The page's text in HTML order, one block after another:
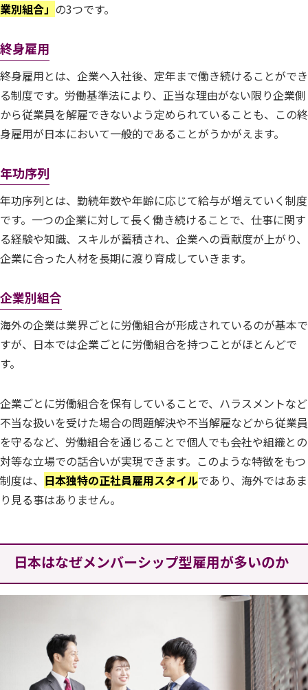
業別組合」 の3つです。
終身雇用
終身雇用とは、企業へ入社後、定年まで働き続けることができ
る制度です。労働基準法により、正当な理由がない限り企業側
から従業員を解雇できないよう定められていることも、この終
身雇用が日本において一般的であることがうかがえます。
年功序列
年功序列とは、勤続年数や年齢に応じて給与が増えていく制度
です。一つの企業に対して長く働き続けることで、仕事に関す
る経験や知識、スキルが蓄積され、企業への貢献度が上がり、
企業に合った人材を長期に渡り育成していきます。
企業別組合
海外の企業は業界ごとに労働組合が形成されているのが基本で
すが、日本では企業ごとに労働組合を持つことがほとんどで
す。
企業ごとに労働組合を保有していることで、ハラスメントなど
不当な扱いを受けた場合の問題解決や不当解雇などから従業員
を守るなど、労働組合を通じることで個人でも会社や組織との
対等な立場での話合いが実現できます。このような特徴をもつ
制度は、 日本独特の正社員雇用スタイルであり、海外ではあま
り見る事はありません。
日本はなぜメンバーシップ型雇用が多いのか